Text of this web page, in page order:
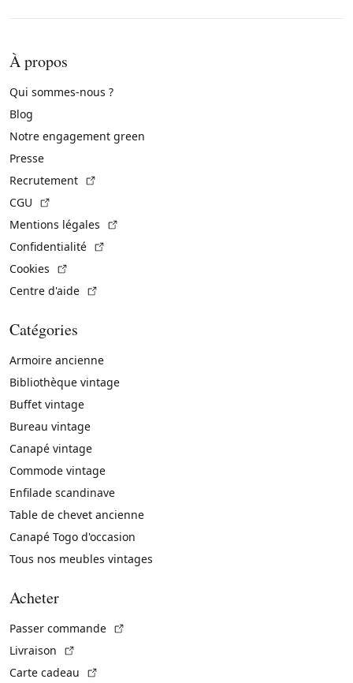
À propos
Qui sommes-nous ?
Blog
Notre engagement green
Presse
Recrutement
CGU
Mentions légales
Confidentialité
Cookies
Centre d'aide
Catégories
Armoire ancienne
Bibliothèque vintage
Buffet vintage
Bureau vintage
Canapé vintage
Commode vintage
Enfilade scandinave
Table de chevet ancienne
Canapé Togo d'occasion
Tous nos meubles vintages
Acheter
Passer commande
Livraison
Carte cadeau